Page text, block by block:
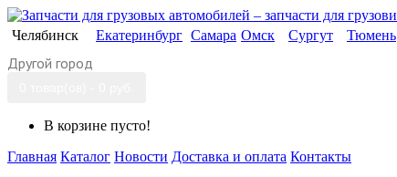
Челябинск Екатеринбург Самара Омск Сургут Тюмень
Другой город
В корзине пусто!
Главная Каталог Новости Доставка и оплата Контакты